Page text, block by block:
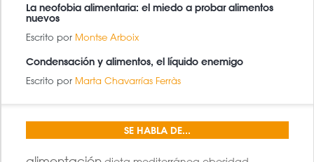
La neofobia alimentaria: el miedo a probar alimentos
nuevos
Escrito por Montse Arboix
Condensación y alimentos, el líquido enemigo
Escrito por Marta Chavarrías Ferràs
SE HABLA DE...